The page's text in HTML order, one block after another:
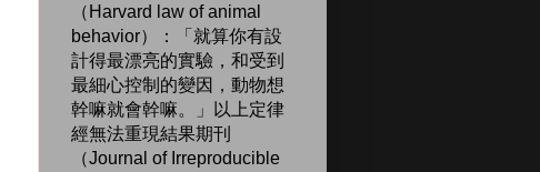
（Harvard law of animal
behavior）：「就算你有設
計得最漂亮的實驗，和受到
最細心控制的變因，動物想
幹嘛就會幹嘛。」以上定律
經無法重現結果期刊
（Journal of Irreproducible